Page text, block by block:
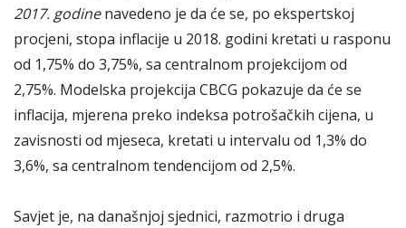
2017. godinenavedeno je da će se, po ekspertskoj
procjeni, stopa inflacije u 2018. godini kretati u rasponu
od 1,75% do 3,75%, sa centralnom projekcijom od
2,75%. Modelska projekcija CBCG pokazuje da će se
inflacija, mjerena preko indeksa potrošačkih cijena, u
zavisnosti od mjeseca, kretati u intervalu od 1,3% do
3,6%, sa centralnom tendencijom od 2,5%.
Savjet je, na današnjoj sjednici, razmotrio i druga